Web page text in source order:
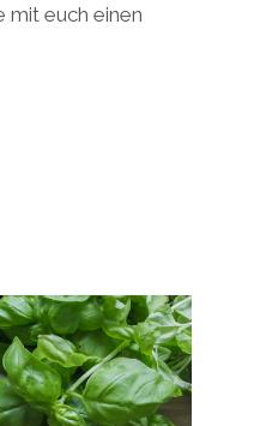
mit euch einen